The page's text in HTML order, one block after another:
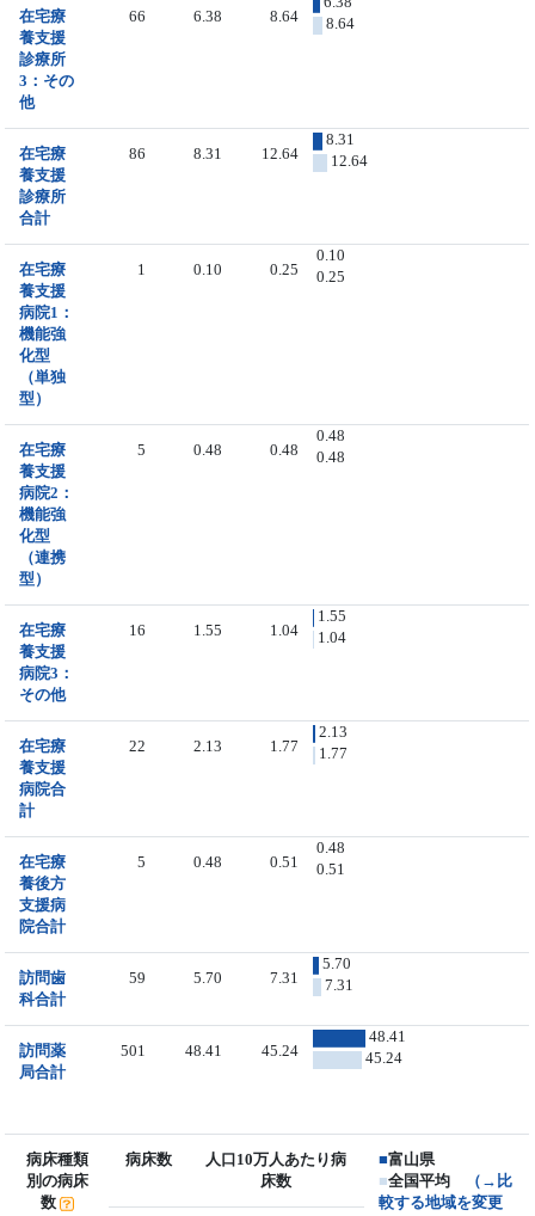
在宅療
養支援
診療所
3：その
他
66 6.38 8.64
8.64
在宅療
養支援
診療所
合計
86 8.31 12.64
8.31
12.64
在宅療
養支援
病院1：
機能強
化型
（単独
型）
1 0.10 0.25
0.10
0.25
在宅療
養支援
病院2：
機能強
化型
（連携
型）
5 0.48 0.48
0.48
0.48
在宅療
養支援
病院3：
その他
16 1.55 1.04
1.55
1.04
在宅療
養支援
病院合
計
22 2.13 1.77
2.13
1.77
在宅療
養後方
支援病
院合計
5 0.48 0.51
0.48
0.51
訪問歯
科合計
59 5.70 7.31
5.70
7.31
訪問薬
局合計
501 48.41 45.24
48.41
45.24
病床種類
別の病床
数
病床数
人口10万人あたり病
床数
■富山県
■全国平均
（→比
較する地域を変更